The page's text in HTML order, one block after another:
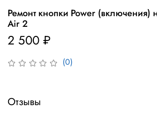
(0)
Ремонт кнопки Power (включения)
Air 2
2 500 ₽
Отзывы